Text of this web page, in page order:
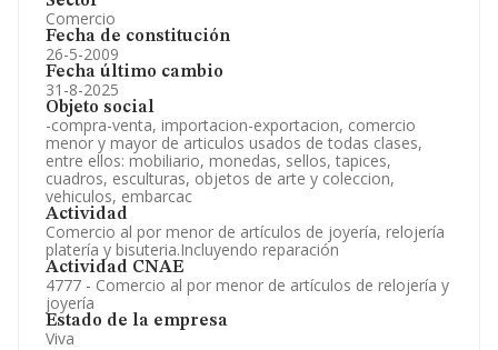
Comercio
Fecha de constitución
26-5-2009
Fecha último cambio
31-8-2025
Objeto social
-compra-venta, importacion-exportacion, comercio
menor y mayor de articulos usados de todas clases,
entre ellos: mobiliario, monedas, sellos, tapices,
cuadros, esculturas, objetos de arte y coleccion,
vehiculos, embarcac
Actividad
Comercio al por menor de artículos de joyería, relojería
platería y bisuteria.Incluyendo reparación
Actividad CNAE
4777 - Comercio al por menor de artículos de relojería y
joyería
Estado de la empresa
Viva